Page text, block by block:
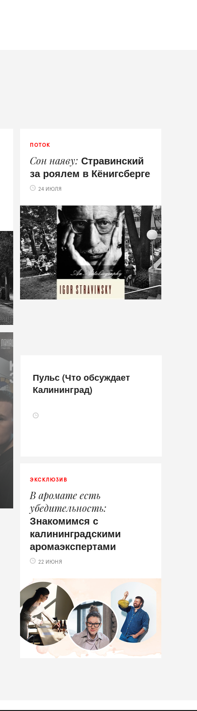
ПОТОК
Сон наяву Стравинский
за роялем в Кёнигсберге
24 ИЮЛЯ
ЭКСКЛЮЗИВ
В аромате есть
убедительность
Знакомимся с
калининградскими
аромаэкспертами
22 ИЮНЯ
Пульс (Что обсуждает
Калининград)